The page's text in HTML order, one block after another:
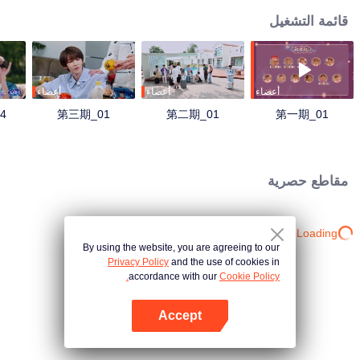
قائمة التشغيل
أعضاء
第一期_01
أعضاء
第二期_01
أعضاء
第三期_01
مقاطع حصرية
Loading…
By using the website, you are agreeing to our
Privacy Policy and the use of cookies in
accordance with our Cookie Policy.
Accept